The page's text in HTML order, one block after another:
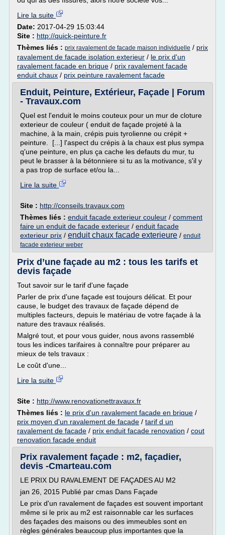
Lire la suite
Date: 2017-04-29 15:03:44
Site : http://quick-peinture.fr
Thèmes liés : prix ravalement de facade maison individuelle / prix
ravalement de facade isolation exterieur / le prix d'un
ravalement facade en brique / prix ravalement facade
enduit chaux / prix peinture ravalement facade
Enduit, Peinture, Extérieur, Façade | Forum
- Travaux.com
Quel est l'enduit le moins couteux pour un mur de cloture
exterieur de couleur ( enduit de façade projeté à la
machine, à la main, crépis puis tyrolienne ou crépit +
peinture. [...] l'aspect du crépis à la chaux est plus sympa
q'une peinture, en plus ça cache les defauts du mur, tu
peut le brasser à la bétonniere si tu as la motivance, s'il y
a pas trop de surface et/ou la...
Lire la suite
Site : http://conseils.travaux.com
Thèmes liés : enduit facade exterieur couleur / comment
faire un enduit de facade exterieur / enduit facade
exterieur prix / enduit chaux facade exterieure / enduit
facade exterieur weber
Prix d’une façade au m2 : tous les tarifs et
devis façade
Tout savoir sur le tarif d'une façade
Parler de prix d'une façade est toujours délicat. Et pour
cause, le budget des travaux de façade dépend de
multiples facteurs, depuis le matériau de votre façade à la
nature des travaux réalisés.
Malgré tout, et pour vous guider, nous avons rassemblé
tous les indices tarifaires à connaître pour préparer au
mieux de tels travaux :
Le coût d'une...
Lire la suite
Site : http://www.renovationettravaux.fr
Thèmes liés : le prix d'un ravalement facade en brique /
prix moyen d'un ravalement de facade / tarif d un
ravalement de facade / prix enduit facade renovation / cout
renovation facade enduit
Prix ravalement façade : m2, façadier,
devis -Cmarteau.com
LE PRIX DU RAVALEMENT DE FAÇADES AU M2
jan 26, 2015 Publié par cmas Dans Façade
Le prix d'un ravalement de façades est souvent important
même si le prix au m2 est raisonnable car les surfaces
des façades des maisons ou des immeubles sont en
règles générales beaucoup plus importantes que la